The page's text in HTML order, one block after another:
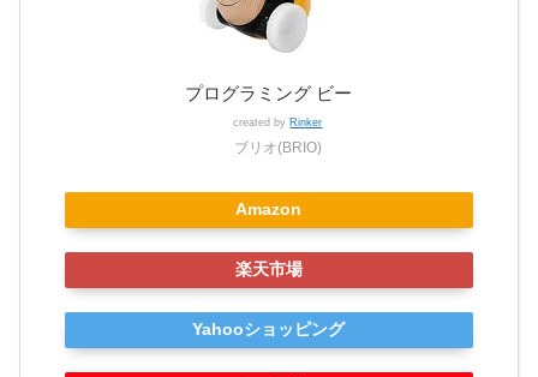
プログラミング ビー
created by Rinker
ブリオ(BRIO)
Amazon
楽天市場
Yahooショッピング